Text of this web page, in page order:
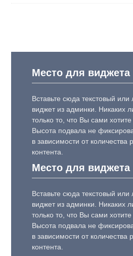
Место для виджета
Вставьте сюда текстовый или
виджет из админки. Никаких
только то, что Вы сами хотите
Высота подвала не
в зависимости от количества
контента.
Место для виджета
Вставьте сюда текстовый или
виджет из админки. Никаких
только то, что Вы сами хотите
Высота подвала не
в зависимости от количества
контента.